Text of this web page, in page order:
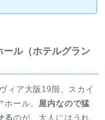
ル（ホテルグラン
ィア大阪19階、スカイ
ール。 屋内なので猛
るのが、大人にはうれ